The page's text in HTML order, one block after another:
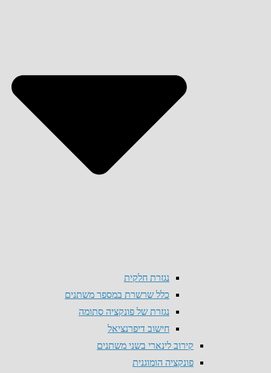
נגזרת חלקית
כלל שרשרת במספר משתנים
נגזרת של פונקציה סתומה
חישוב דיפרנציאל
קירוב לינארי בשני משתנים
פונקציה הומוגנית